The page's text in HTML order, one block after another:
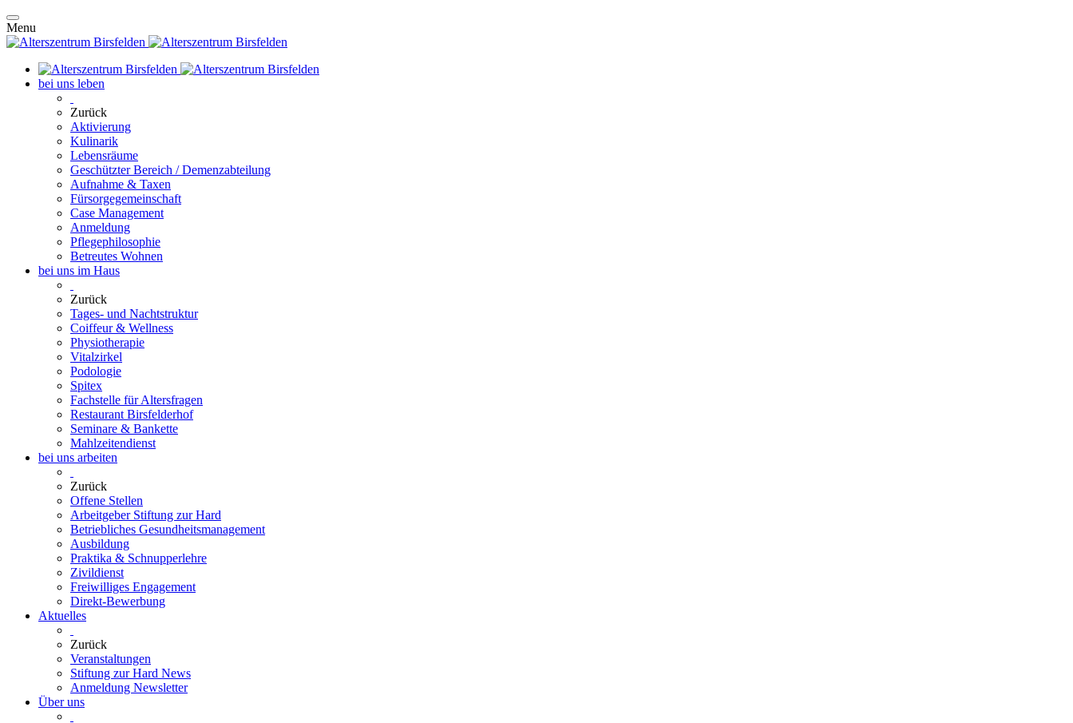
Menu
bei uns leben
Zurück
Aktivierung
Kulinarik
Lebensräume
Geschützter Bereich / Demenzabteilung
Aufnahme & Taxen
Fürsorgegemeinschaft
Case Management
Anmeldung
Pflegephilosophie
Betreutes Wohnen
bei uns im Haus
Zurück
Tages- und Nachtstruktur
Coiffeur & Wellness
Physiotherapie
Vitalzirkel
Podologie
Spitex
Fachstelle für Altersfragen
Restaurant Birsfelderhof
Seminare & Bankette
Mahlzeitendienst
bei uns arbeiten
Zurück
Offene Stellen
Arbeitgeber Stiftung zur Hard
Betriebliches Gesundheitsmanagement
Ausbildung
Praktika & Schnupperlehre
Zivildienst
Freiwilliges Engagement
Direkt-Bewerbung
Aktuelles
Zurück
Veranstaltungen
Stiftung zur Hard News
Anmeldung Newsletter
Über uns